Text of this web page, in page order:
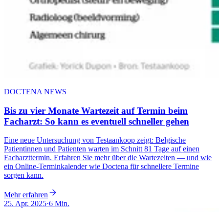
DOCTENA NEWS
Bis zu vier Monate Wartezeit auf Termin beim
Facharzt: So kann es eventuell schneller gehen
Eine neue Untersuchung von Testaankoop zeigt: Belgische
Patientinnen und Patienten warten im Schnitt 81 Tage auf einen
Facharzttermin. Erfahren Sie mehr über die Wartezeiten — und wie
ein Online-Terminkalender wie Doctena für schnellere Termine
sorgen kann.
Mehr erfahren
25. Apr. 2025·6 Min.